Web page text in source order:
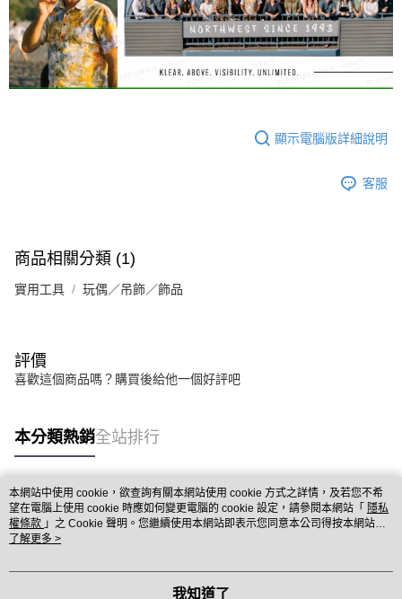
顯示電腦版詳細說明
客服
商品相關分類 (1)
實用工具 玩偶／吊飾／飾品
評價
喜歡這個商品嗎？購買後給他一個好評吧
本分類熱銷全站排行
熱門標籤
本網站中使用 cookie，欲查詢有關本網站使用 cookie 方式之詳情，及若您不希
望在電腦上使用 cookie 時應如何變更電腦的 cookie 設定，請參閱本網站「 隱私
權條款 」之 Cookie 聲明。您繼續使用本網站即表示您同意本公司得按本網站使
用條款之 Cookie 聲明使用 cookie。
了解更多 >
我知道了